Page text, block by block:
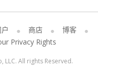
商店
博客
Privacy Rights
All rights Reserved.